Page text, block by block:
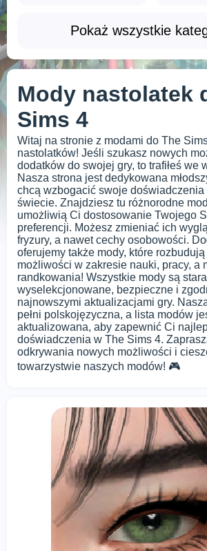
Pokaż wszystkie
Mody nastolatek
Sims 4
Witaj na stronie z modami do The
nastolatków! Jeśli szukasz nowych
dodatków do swojej gry, to trafiłeś we
Nasza strona jest dedykowana
chcą wzbogacić swoje
świecie. Znajdziesz tu różnorodne
umożliwią Ci dostosowanie Twojego
preferencji. Możesz zmieniać ich
fryzury, a nawet cechy osobowości.
oferujemy także mody, które
możliwości w zakresie nauki, pracy, a
randkowania! Wszystkie mody są
wyselekcjonowane, bezpieczne i
najnowszymi aktualizacjami gry.
pełni polskojęzyczna, a lista modów
aktualizowana, aby zapewnić Ci
doświadczenia w The Sims 4.
odkrywania nowych możliwości i
towarzystwie naszych modów! 🎮